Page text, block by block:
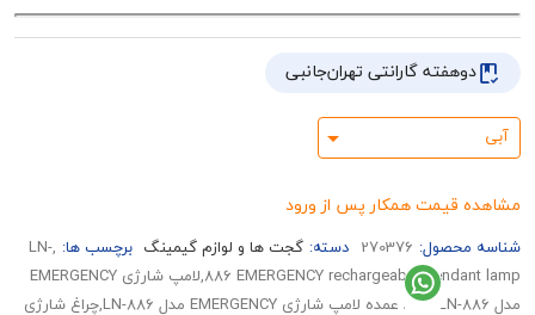
گارانتی تهران‌جانبی
همکار پس از ورود
270376 دسته: گجت ها و لوازم گیمینگ برچسب ها:
,LN-
886 EMERGENCY rechargeable pendant lamp,لامپ شارژی EMERGENCY
مدل LN-886,خرید عمده لامپ شارژی EMERGENCY مدل LN-886,چراغ شارژی